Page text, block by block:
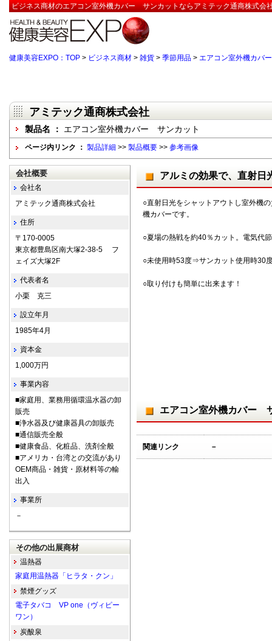
ビジネス商材のエアコン室外機カバー サンカットならアミテック通商株式会
健康美容EXPO：TOP > ビジネス商材 > 雑貨 > 季節用品 > エアコン室外機カバ
アミテック通商株式会社
製品名 ： エアコン室外機カバー サンカット
ページ内リンク ： 製品詳細 >> 製品概要 >> 参考画像
アルミの効果で、直射日
○直射日光をシャットアウトし室外機
機カバーです。
○夏場の熱戦を約40％カット。電気代
○未使用時53度⇒サンカット使用時30
○取り付けも簡単に出来ます！
エアコン室外機カバー
関連リンク －
会社概要
会社名
アミテック通商株式会社
住所
〒170-0005
東京都豊島区南大塚2-38-5 フ
ェイズ大塚2F
代表者名
小栗 克三
設立年月
1985年4月
資本金
1,000万円
事業内容
■家庭用、業務用循環温水器の卸
販売
■浄水器及び健康器具の卸販売
■通信販売全般
■健康食品、化粧品、洗剤全般
■アメリカ・台湾との交流があり
OEM商品・雑貨・原材料等の輸
出入
事業所
－
その他の出展商材
温熱器
家庭用温熱器「ヒラタ・クン」
禁煙グッズ
電子タバコ VP one（ヴィピー
ワン）
炭酸泉